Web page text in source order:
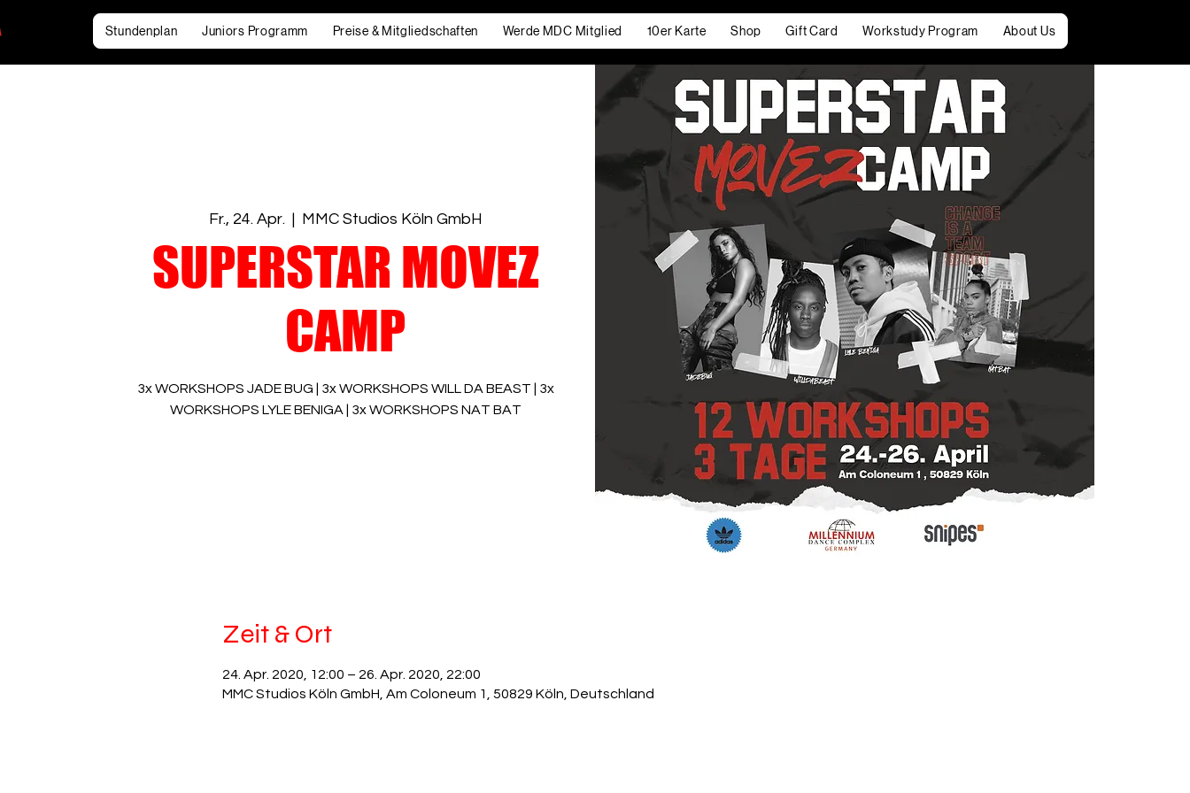
Stundenplan Juniors Programm Preise & Mitgliedschaften Werde MDC Mitglied 10er Karte Shop Gift Card Workstudy Program About Us
Fr., 24. Apr.
  |
MMC Studios Köln GmbH
SUPERSTAR MOVEZ
CAMP
3x WORKSHOPS JADE BUG | 3x WORKSHOPS WILL DA BEAST | 3x
WORKSHOPS LYLE BENIGA | 3x WORKSHOPS NAT BAT
Zeit & Ort
24. Apr. 2020, 12:00 – 26. Apr. 2020, 22:00
MMC Studios Köln GmbH, Am Coloneum 1, 50829 Köln, Deutschland